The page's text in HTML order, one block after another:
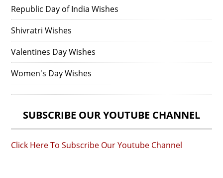
Republic Day of India Wishes
Shivratri Wishes
Valentines Day Wishes
Women's Day Wishes
SUBSCRIBE OUR YOUTUBE CHANNEL
Click Here To Subscribe Our Youtube Channel